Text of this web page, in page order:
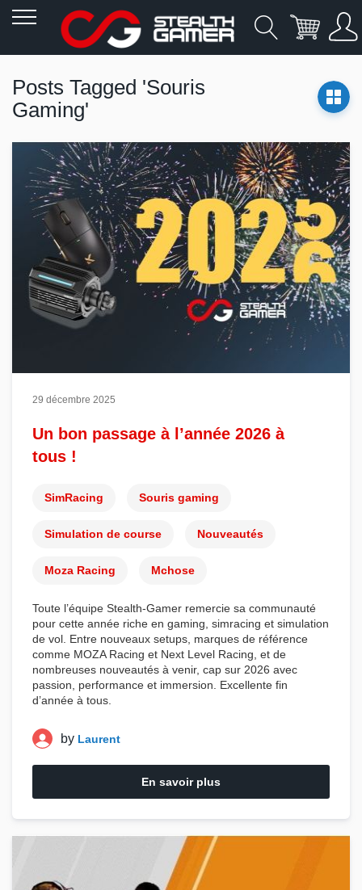
contenu
Posts Tagged 'Souris
Gaming'
29 décembre 2025
Un bon passage à l’année 2026 à
tous !
SimRacing Souris gaming
Simulation de course Nouveautés
Moza Racing Mchose
Toute l’équipe Stealth-Gamer remercie sa communauté
pour cette année riche en gaming simracing et simulation
de vol . Entre nouveaux setups, marques de référence
comme MOZA Racing et Next Level Racing , et de
nombreuses nouveautés à venir, cap sur 2026 avec
passion, performance et immersion. Excellente fin
d’année à tous.
by Laurent
En savoir plus